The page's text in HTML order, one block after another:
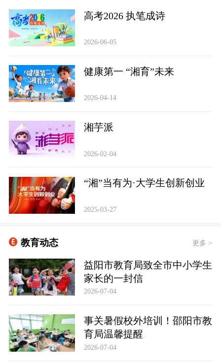
高考2026 执笔成诗
2026-06-05
健康第一 “湘育”未来
2026-04-14
‌湘芋派
2026-02-04
“湘”当有为·大学生创新创业
2025-03-27
教育动态 更多 >
益阳市教育局致全市中小学生
家长的一封信
2026-07-04
事关暑假校外培训！邵阳市教
育局温馨提醒
2026-07-04